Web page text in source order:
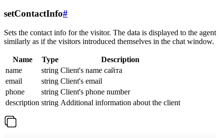
setContactInfo#
Sets the contact info for the visitor. The data is displayed to the agent
similarly as if the visitors introduced themselves in the chat window.
Name Type
Description
name
string Client's name сайта
email
string Client's email
phone
string Client's phone number
description string Additional information about the client